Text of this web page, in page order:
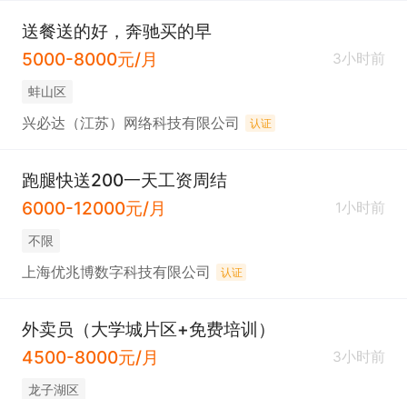
送餐送的好，奔驰买的早
5000-8000元/月
3小时前
蚌山区
兴必达（江苏）网络科技有限公司 认证
跑腿快送200一天工资周结
6000-12000元/月
1小时前
不限
上海优兆博数字科技有限公司 认证
外卖员（大学城片区+免费培训）
4500-8000元/月
3小时前
龙子湖区